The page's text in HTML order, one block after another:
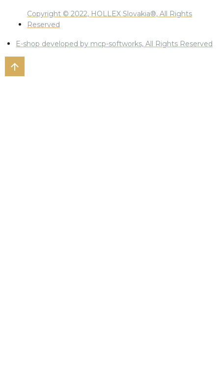
Copyright © 2022, HOLLEX Slovakia®, All Rights
Reserved
E-shop developed by mcp-softworks, All Rights Reserved